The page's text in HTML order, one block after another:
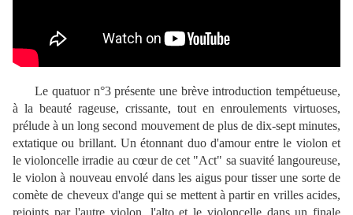
Le quatuor n°3 présente une brève introduction tempétueuse,
à la beauté rageuse, crissante, tout en enroulements virtuoses,
prélude à un long second mouvement de plus de dix-sept minutes,
extatique ou brillant. Un étonnant duo d'amour entre le violon et
le violoncelle irradie au cœur de cet "Act" sa suavité langoureuse,
le violon à nouveau envolé dans les aigus pour tisser une sorte de
comète de cheveux d'ange qui se mettent à partir en vrilles acides,